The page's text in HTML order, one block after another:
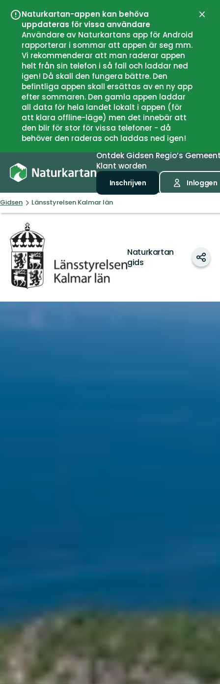
Naturkartan-appen kan behöva
uppdateras för vissa användare
Användare av Naturkartans app för Android
rapporterar i sommar att appen är seg mm.
Vi rekommenderar att man raderar appen
helt från sin telefon i så fall och laddar ned
igen! Då skall den fungera bättre. Den
befintliga appen skall ersättas av en ny app
efter sommaren. Den gamla appen laddar
all data för hela landet lokalt i appen (för
att klara offline-läge) men det innebär att
den blir för stor för vissa telefoner - då
behöver den raderas och laddas ned igen!
OntdekGidsenRegio’s
Klant worden
Inschrijven Inloggen
Gidsen Länsstyrelsen Kalmar län
län
Naturkartan
gids